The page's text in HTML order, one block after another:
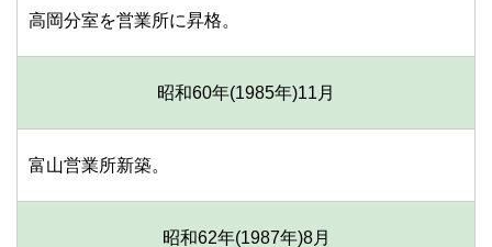
高岡分室を営業所に昇格。
昭和60年(1985年)11月
富山営業所新築。
昭和62年(1987年)8月